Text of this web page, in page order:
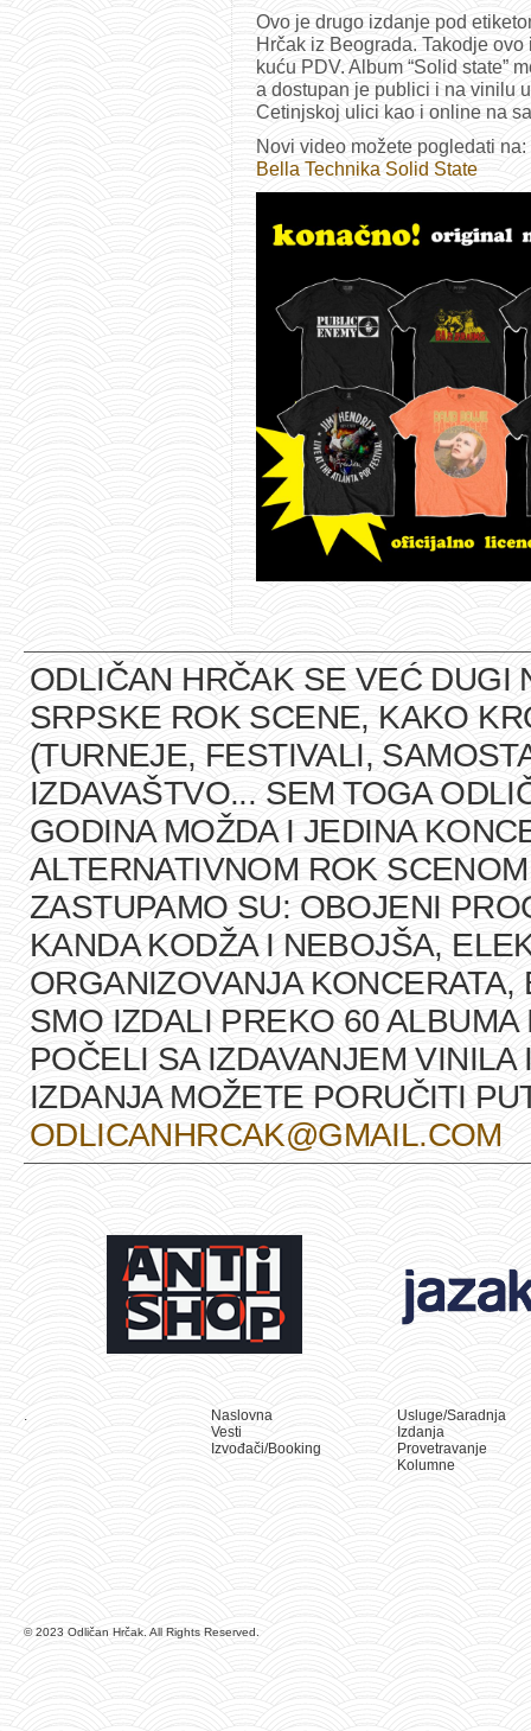
Ovo je drugo izdanje pod
Hrčak iz Beograda. Takodje
kuću PDV. Album “Solid state”
a dostupan je publici i na vinilu
Cetinjskoj ulici kao i online na
Novi video možete pogledati na:
Bella Technika Solid State
ODLIČAN HRČAK SE VEĆ DUGI
SRPSKE ROK SCENE, KAKO
(TURNEJE, FESTIVALI,
IZDAVAŠTVO... SEM TOGA
GODINA MOŽDA I JEDINA
ALTERNATIVNOM ROK
ZASTUPAMO SU: OBOJENI
KANDA KODŽA I NEBOJŠA,
ORGANIZOVANJA
SMO IZDALI PREKO 60
POČELI SA IZDAVANJEM
IZDANJA MOŽETE PORUČITI
ODLICANHRCAK@GMAIL.COM
.
Naslovna
Vesti
Izvođači/Booking
Usluge/Saradnja
Izdanja
Provetravanje
Kolumne
© 2023 Odličan Hrčak. All Rights Reserved.